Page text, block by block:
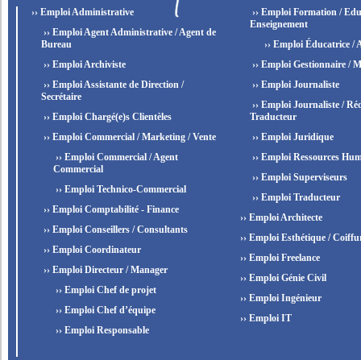
›› Emploi Administrative
›› Emploi Agent Administrative / Agent de
Bureau
›› Emploi Archiviste
›› Emploi Assistante de Direction /
Secrétaire
›› Emploi Chargé(e)s Clientèles
›› Emploi Commercial / Marketing / Vente
›› Emploi Commercial / Agent
Commercial
›› Emploi Technico-Commercial
›› Emploi Comptabilité - Finance
›› Emploi Conseillers / Consultants
›› Emploi Coordinateur
›› Emploi Directeur / Manager
›› Emploi Chef de projet
›› Emploi Chef d’équipe
›› Emploi Responsable
›› Emploi Formation /
Enseignement
›› Emploi Éducatrice /
›› Emploi Gestionnaire /
›› Emploi Journaliste
›› Emploi Journaliste /
Traducteur
›› Emploi Juridique
›› Emploi Ressources
›› Emploi Superviseurs
›› Emploi Traducteur
›› Emploi Architecte
›› Emploi Esthétique /
›› Emploi Freelance
›› Emploi Génie Civil
›› Emploi Ingénieur
›› Emploi IT